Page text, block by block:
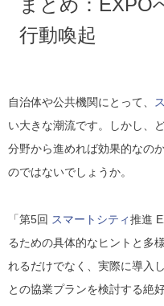
まとめ：EXPO
行動喚起
自治体や公共機関にとって、
い大きな潮流です。しかし、
分野から進めれば効果的なの
のではないでしょうか。
「第5回 スマートシティ推進
るための具体的なヒントと多
れるだけでなく、実際に導入
との協業プランを検討する絶